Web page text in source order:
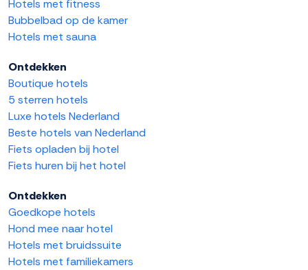
Hotels met fitness
Bubbelbad op de kamer
Hotels met sauna
Ontdekken
Boutique hotels
5 sterren hotels
Luxe hotels Nederland
Beste hotels van Nederland
Fiets opladen bij hotel
Fiets huren bij het hotel
Ontdekken
Goedkope hotels
Hond mee naar hotel
Hotels met bruidssuite
Hotels met familiekamers